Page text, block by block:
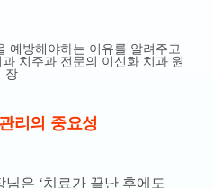
리의 중요성
은 ‘치료가 끝난 후에도